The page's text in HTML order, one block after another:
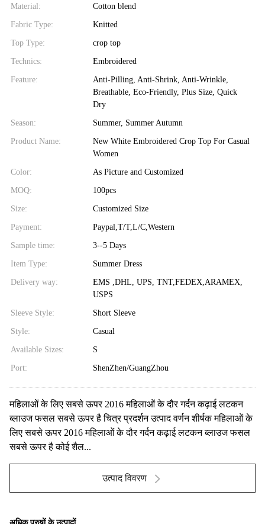
Material: Cotton blend
Fabric Type: Knitted
Top Type: crop top
Technics: Embroidered
Feature:
Anti-Pilling, Anti-Shrink, Anti-Wrinkle,
Breathable, Eco-Friendly, Plus Size, Quick
Dry
Season: Summer, Summer Autumn
Product Name:
New White Embroidered Crop Top For Casual
Women
Color: As Picture and Customized
MOQ: 100pcs
Size: Customized Size
Payment: Paypal,T/T,L/C,Western
Sample time: 3--5 Days
Item Type: Summer Dress
Delivery way:
EMS ,DHL, UPS, TNT,FEDEX,ARAMEX,
USPS
Sleeve Style: Short Sleeve
Style: Casual
Available Sizes: S
Port: ShenZhen/GuangZhou
महिलाओं के लिए सबसे ऊपर 2016 महिलाओं के दौर गर्दन कढ़ाई लटकन
ब्लाउज फसल सबसे ऊपर है चित्र प्रदर्शन उत्पाद वर्णन शीर्षक महिलाओं के
लिए सबसे ऊपर 2016 महिलाओं के दौर गर्दन कढ़ाई लटकन ब्लाउज फसल
सबसे ऊपर है कोई शैल...
उत्पाद विवरण